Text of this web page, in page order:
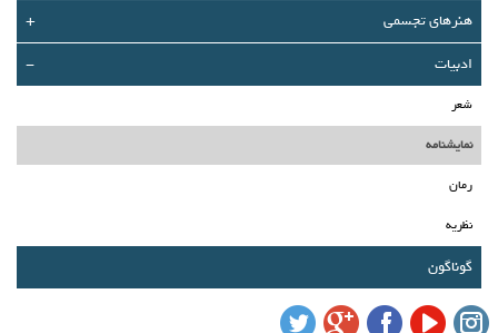
کودک
درباره ما
تماس با ما
سبد خرید شما خالی است
سبد خرید
هنرهای تجسمی
+
ادبیات
-
شعر
نمایشنامه
رمان
نظریه
گوناگون